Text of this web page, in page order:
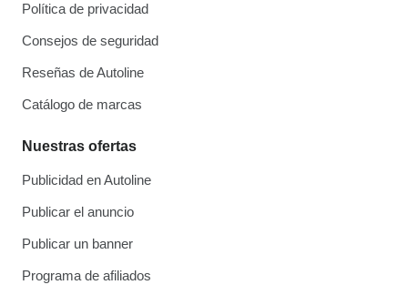
Política de privacidad
Consejos de seguridad
Reseñas de Autoline
Catálogo de marcas
Nuestras ofertas
Publicidad en Autoline
Publicar el anuncio
Publicar un banner
Programa de afiliados